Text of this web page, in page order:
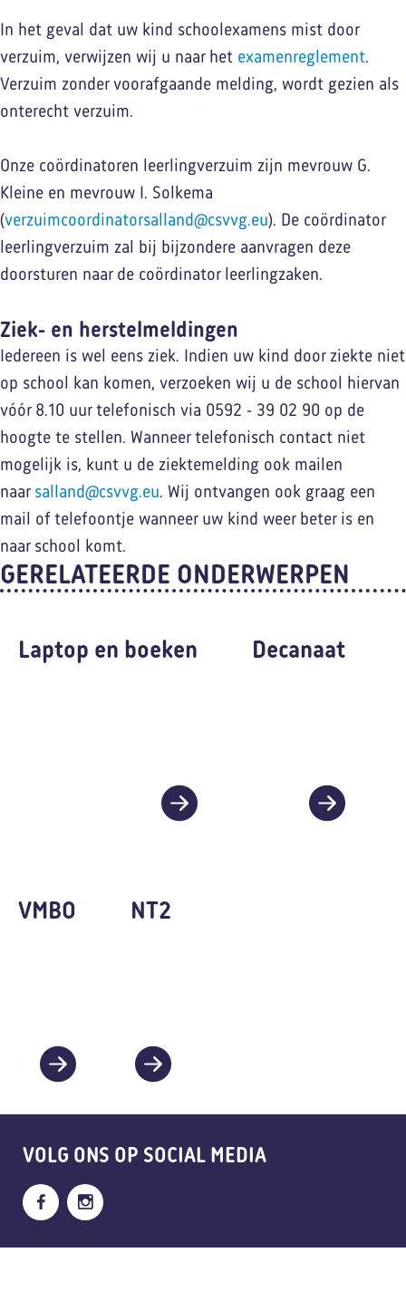
In het geval dat uw kind schoolexamens mist door
verzuim, verwijzen wij u naar het examenreglement.
Verzuim zonder voorafgaande melding, wordt gezien als
onterecht verzuim.
Onze coördinatoren leerlingverzuim zijn mevrouw G.
Kleine en mevrouw I. Solkema
(verzuimcoordinatorsalland@csvvg.eu). De coördinator
leerlingverzuim zal bij bijzondere aanvragen deze
doorsturen naar de coördinator leerlingzaken.
Ziek- en herstelmeldingen
Iedereen is wel eens ziek. Indien uw kind door ziekte niet
op school kan komen, verzoeken wij u de school hiervan
vóór 8.10 uur telefonisch via 0592 - 39 02 90 op de
hoogte te stellen. Wanneer telefonisch contact niet
mogelijk is, kunt u de ziektemelding ook mailen
naar salland@csvvg.eu. Wij ontvangen ook graag een
mail of telefoontje wanneer uw kind weer beter is en
naar school komt.
GERELATEERDE ONDERWERPEN
Laptop en boeken Decanaat
VMBO NT2
VOLG ONS OP SOCIAL MEDIA